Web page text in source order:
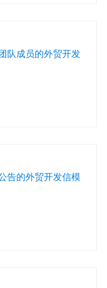
队成员的外贸开发
告的外贸开发信模